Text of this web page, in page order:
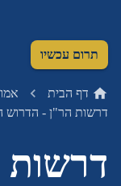
תרום עכשיו
דף הבית
דרשות הר"ן - הדרוש